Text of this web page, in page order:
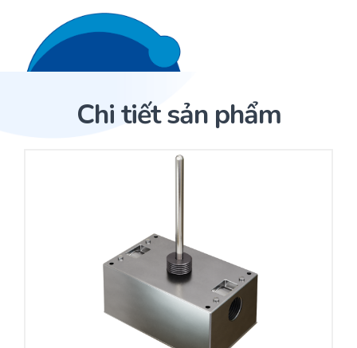
Trang Chủ
Nhà phân phối cảm biến
Nhà sản xuất thiết bị điều khiển
Cung cấp giải pháp quản lý cho toà nhà (BMS)
Chi tiết sản phẩm
Sản phẩm